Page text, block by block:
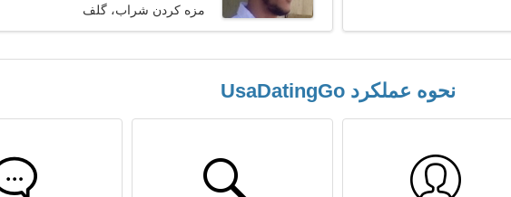
مزه کردن شراب، گلف
نحوه عملکرد UsaDatingGo